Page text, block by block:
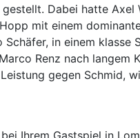
Dabei hatte
mit einem
in einem
Renz nach
gegen
Ihrem Gastspiel in